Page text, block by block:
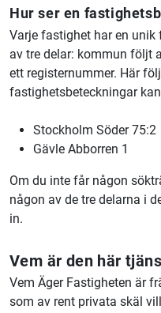
Hur ser en
Varje fastighet har en
av tre delar: kommun följt
ett registernummer. Här
fastighetsbeteckningar
Stockholm Söder 75:2
Gävle Abborren 1
Om du inte får någon
någon av de tre delarna i
in.
Vem är den här
Vem Äger Fastigheten är
som av rent privata skäl